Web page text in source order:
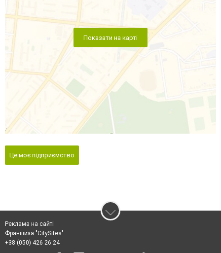
Показати на карті
Це моє підприємство
Реклама на сайті
Франшиза "CitySites"
+38 (050) 426 26 24